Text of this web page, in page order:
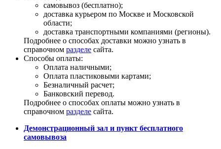
самовывоз (бесплатно);
доставка курьером по Москве и Московской
области;
доставка транспортными компаниями (регионы).
Подробнее о способах доставки можно узнать в
справочном разделе сайта.
Способы оплаты:
Оплата наличными;
Оплата пластиковыми картами;
Безналичный расчет;
Банковский перевод.
Подробнее о способах оплаты можно узнать в
справочном разделе сайта.
Демонстрационный зал и пункт бесплатного
самовывоза